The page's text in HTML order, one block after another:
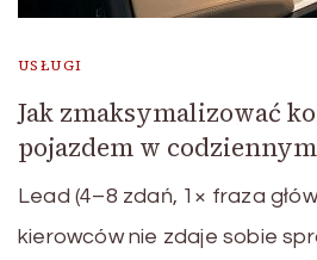
USŁUGI
Jak zmaksymalizować
pojazdem w
Lead (4–8 zdań, 1× fraza
kierowców nie zdaje sobie